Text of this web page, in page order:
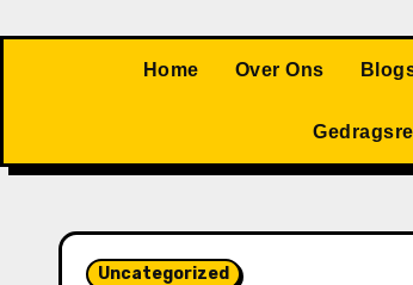
Home Over Ons
Uncategorized